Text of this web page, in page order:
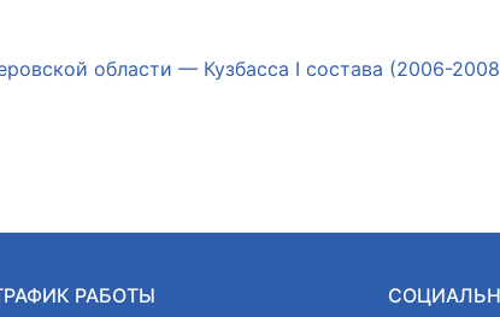
области — Кузбасса I состава (2006-2008
РАБОТЫ